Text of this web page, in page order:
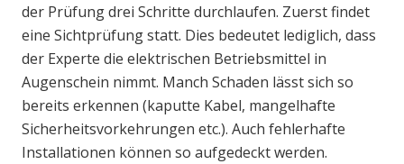
der Prüfung drei Schritte durchlaufen. Zuerst findet
eine Sichtprüfung statt. Dies bedeutet lediglich, dass
der Experte die elektrischen Betriebsmittel in
Augenschein nimmt. Manch Schaden lässt sich so
bereits erkennen (kaputte Kabel, mangelhafte
Sicherheitsvorkehrungen etc.). Auch fehlerhafte
Installationen können so aufgedeckt werden.